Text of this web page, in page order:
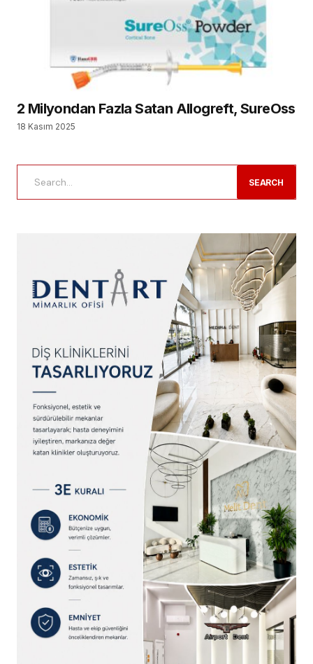
2 Milyondan Fazla Satan Allogreft, SureOss
18 Kasım 2025
SEARCH